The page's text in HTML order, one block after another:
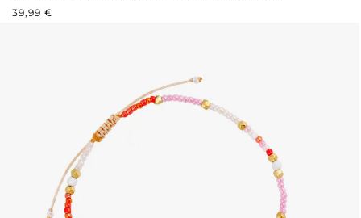
REGULÄRER PREIS:
39,99 €